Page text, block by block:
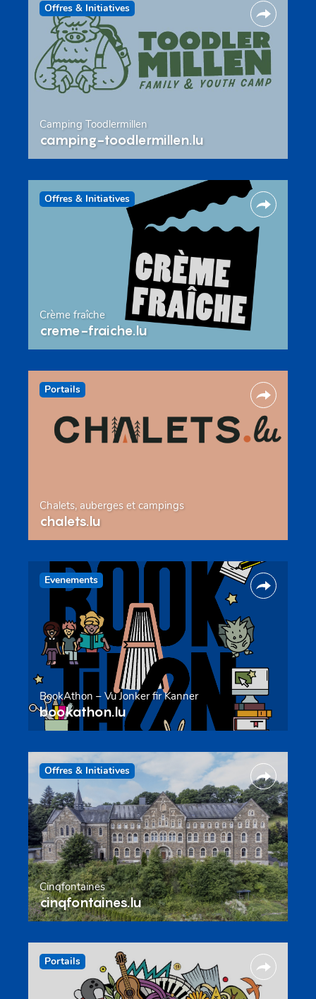
Offres & Initiatives
Camping Toodlermillen
camping-toodlermillen.lu
Offres & Initiatives
Crème fraîche
creme-fraiche.lu
Portails
Chalets, auberges et campings
chalets.lu
Evenements
BookAthon – Vu Jonker fir Kanner
bookathon.lu
Offres & Initiatives
Cinqfontaines
cinqfontaines.lu
Portails